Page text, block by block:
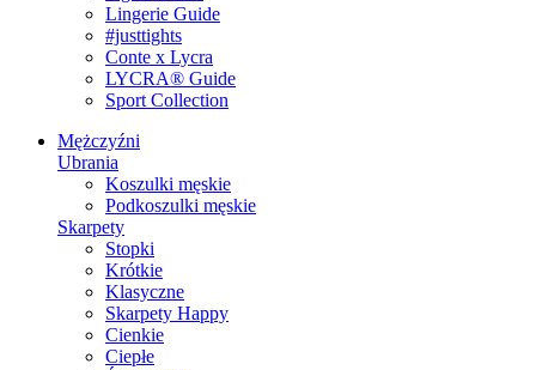
Lingerie Guide
#justtights
Conte x Lycra
LYCRA® Guide
Sport Сollection
Mężczyźni
Ubrania
Koszulki męskie
Podkoszulki męskie
Skarpety
Stopki
Krótkie
Klasyczne
Skarpety Happy
Cienkie
Ciepłe